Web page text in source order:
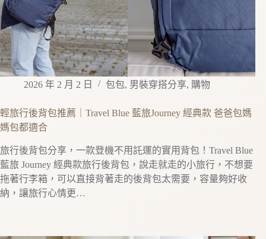
2026 年 2 月 2 日 包包, 男裝穿搭分享, 購物
輕旅行後背包推薦｜Travel Blue 藍旅Journey 經典款 爸爸包媽
媽包都適合
旅行後背包分享，一款登機不用託運的實用背包！Travel Blue
藍旅 Journey 經典款旅行後背包，說走就走的小旅行，不想要
拖著行李箱，可以直接背著走的後背包太需要，容量夠好收
納，讓旅行心情更…